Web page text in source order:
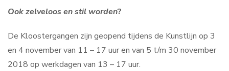
Ook zelveloos en stil worden?
De Kloostergangen zijn geopend tijdens de Kunstlijn op 3
en 4 november van 11 – 17 uur en van 5 t/m 30 november
2018 op werkdagen van 13 – 17 uur.